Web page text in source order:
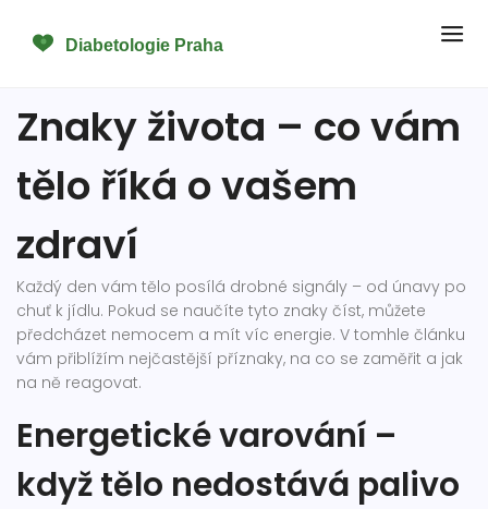
Znaky života – co vám
tělo říká o vašem
zdraví
Každý den vám tělo posílá drobné signály – od únavy po
chuť k jídlu. Pokud se naučíte tyto znaky číst, můžete
předcházet nemocem a mít víc energie. V tomhle článku
vám přiblížím nejčastější příznaky, na co se zaměřit a jak
na ně reagovat.
Energetické varování –
když tělo nedostává palivo